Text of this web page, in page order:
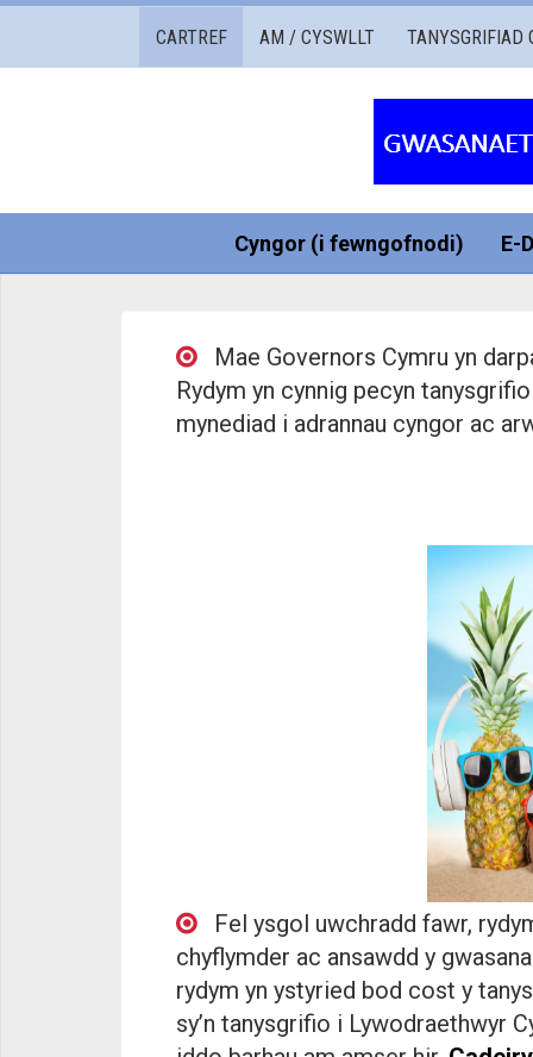
Gwasanaethau
Governors
CARTREF AM / CYSWLLT TANYSGRIFIAD
Cyngor (i fewngofnodi) E-
Mae Governors Cymru yn
Rydym yn cynnig pecyn
mynediad i adrannau cyngor ac
Fel ysgol uwchradd fawr,
chyflymder ac ansawdd y
rydym yn ystyried bod cost y
sy’n tanysgrifio i Lywodraethwyr